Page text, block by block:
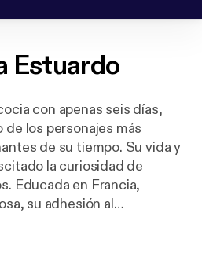
Estuardo
con apenas seis días,
los personajes más
de su tiempo. Su vida y
la curiosidad de
Educada en Francia,
su adhesión al
política sucesoria en
política del reino de